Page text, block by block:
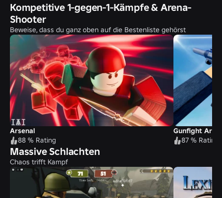
Kompetitive 1-gegen-1-Kämpfe & Arena-
Shooter
Beweise, dass du ganz oben auf die Bestenliste gehörst
Arsenal
88 % Rating
Gunfight
87 % Rating
Massive Schlachten
Chaos trifft Kampf